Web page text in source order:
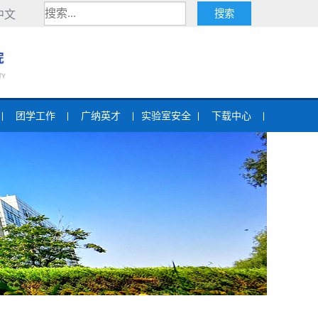
文
团学工作 广纳英才 实验室安全 下载中心